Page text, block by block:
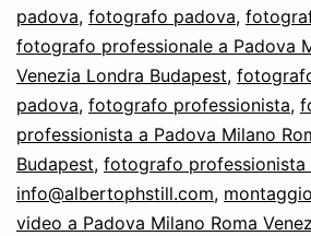
padova, fotografo padova,
fotografo professionale a Padova
Venezia Londra Budapest,
padova, fotografo professionista,
professionista a Padova Milano
Budapest, fotografo professionista
info@albertophstill.com,
video a Padova Milano Roma